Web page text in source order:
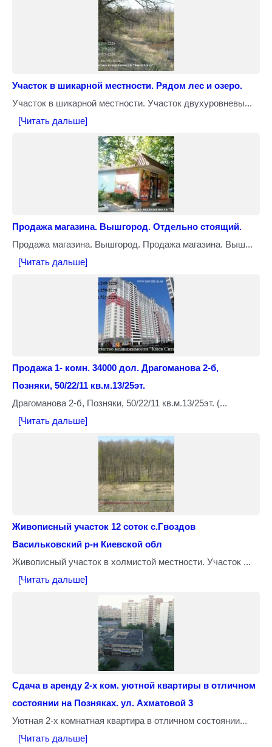
Участок в шикарной местности. Рядом лес и озеро.
Участок в шикарной местности. Участок двухуровневы...
[Читать дальше]
Продажа магазина. Вышгород. Отдельно стоящий.
Продажа магазина. Вышгород. Продажа магазина. Выш...
[Читать дальше]
Продажа 1- комн. 34000 дол. Драгоманова 2-б,
Позняки, 50/22/11 кв.м.13/25эт.
Драгоманова 2-б, Позняки, 50/22/11 кв.м.13/25эт. (...
[Читать дальше]
Живописный участок 12 соток с.Гвоздов
Васильковский р-н Киевской обл
Живописный участок в холмистой местности. Участок ...
[Читать дальше]
Сдача в аренду 2-х ком. уютной квартиры в отличном
состоянии на Позняках. ул. Ахматовой 3
Уютная 2-х комнатная квартира в отличном состоянии...
[Читать дальше]